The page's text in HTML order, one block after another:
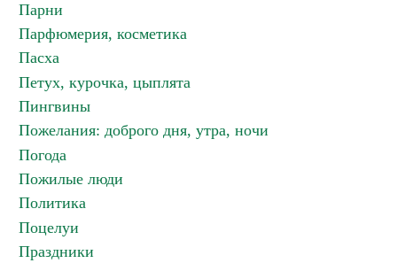
Парни
Парфюмерия, косметика
Пасха
Петух, курочка, цыплята
Пингвины
Пожелания: доброго дня, утра, ночи
Погода
Пожилые люди
Политика
Поцелуи
Праздники